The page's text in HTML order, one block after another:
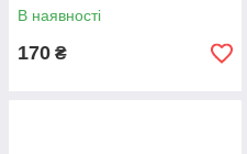
В наявності
170 ₴